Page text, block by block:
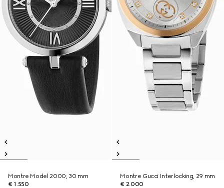
Montre Model 2000, 30 mm
€ 1.550
Montre Gucci Interlocking, 29 mm
€ 2.000